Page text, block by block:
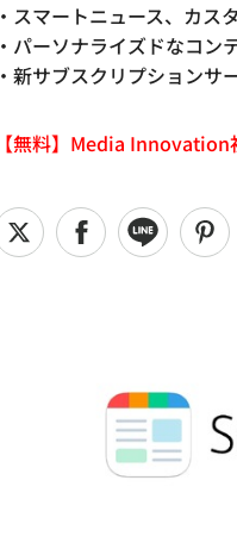
・スマートニュース、カ
・パーソナライズドなコン
・新サブスクリプション
【無料】Media